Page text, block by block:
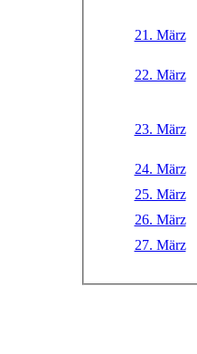
21. März
22. März
23. März
24. März
25. März
26. März
27. März